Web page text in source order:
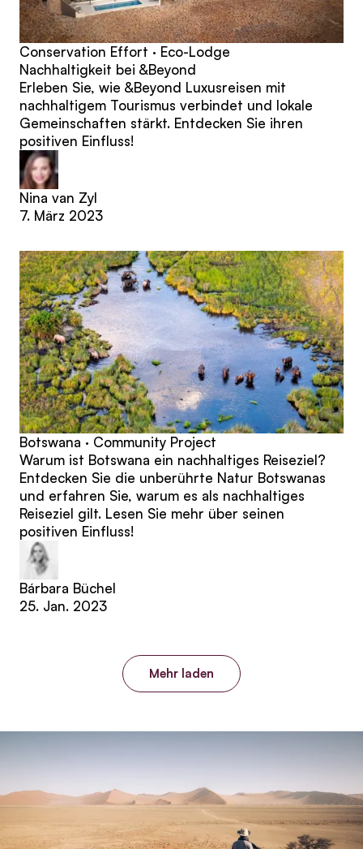
Conservation Effort · Eco-Lodge
Nachhaltigkeit bei &Beyond
Erleben Sie, wie &Beyond Luxusreisen mit
nachhaltigem Tourismus verbindet und lokale
Gemeinschaften stärkt. Entdecken Sie ihren
positiven Einfluss!
Nina van Zyl
7. März 2023
Botswana · Community Project
Warum ist Botswana ein nachhaltiges Reiseziel?
Entdecken Sie die unberührte Natur Botswanas
und erfahren Sie, warum es als nachhaltiges
Reiseziel gilt. Lesen Sie mehr über seinen
positiven Einfluss!
Bárbara Büchel
25. Jan. 2023
Mehr laden